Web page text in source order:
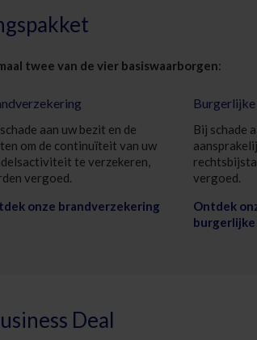
twee van de vier basiswaarborgen:
aan uw bezit en de
om de continuïteit van uw
te verzekeren,
vergoed.
onze brandverzekering
Bij schade
vergoed.
Ontdek
burgerlijke
Deal